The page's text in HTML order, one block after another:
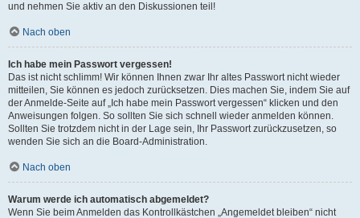
und nehmen Sie aktiv an den Diskussionen teil!
Nach oben
Ich habe mein Passwort vergessen!
Das ist nicht schlimm! Wir können Ihnen zwar Ihr altes Passwort nicht wieder
mitteilen, Sie können es jedoch zurücksetzen. Dies machen Sie, indem Sie auf
der Anmelde-Seite auf „Ich habe mein Passwort vergessen“ klicken und den
Anweisungen folgen. So sollten Sie sich schnell wieder anmelden können.
Sollten Sie trotzdem nicht in der Lage sein, Ihr Passwort zurückzusetzen, so
wenden Sie sich an die Board-Administration.
Nach oben
Warum werde ich automatisch abgemeldet?
Wenn Sie beim Anmelden das Kontrollkästchen „Angemeldet bleiben“ nicht